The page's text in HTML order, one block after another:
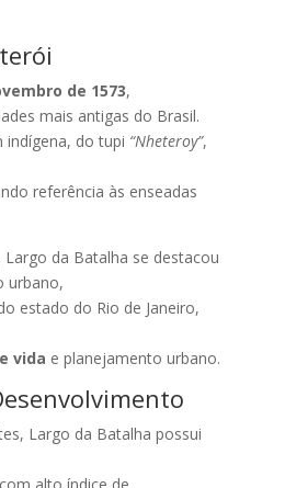
de 1573,
mais antigas do Brasil.
indígena, do tupi “Nheteroy”,
referência às enseadas
da Batalha se destacou
urbano,
estado do Rio de Janeiro,
vida e planejamento urbano.
Largo da Batalha possui